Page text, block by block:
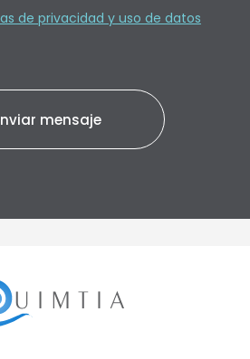
de privacidad y uso de datos